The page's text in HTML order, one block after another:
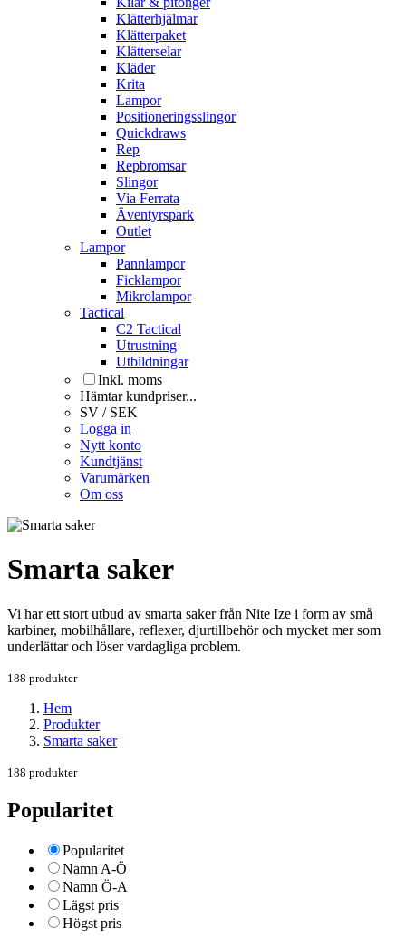
Klätterhjälmar
Klätterpaket
Klätterselar
Kläder
Krita
Lampor
Positioneringsslingor
Quickdraws
Rep
Repbromsar
Slingor
Via Ferrata
Äventyrspark
Outlet
Lampor
Pannlampor
Ficklampor
Mikrolampor
Tactical
C2 Tactical
Utrustning
Utbildningar
Inkl. moms
Hämtar kundpriser...
SV / SEK
Logga in
Nytt konto
Kundtjänst
Varumärken
Om oss
Smarta saker
Vi har ett stort utbud av smarta saker från Nite Ize i form av små
karbiner, mobilhållare, reflexer, djurtillbehör och mycket mer som
underlättar och löser vardagliga problem.
188 produkter
Hem
Produkter
Smarta saker
188 produkter
Popularitet
Popularitet
Namn A-Ö
Namn Ö-A
Lägst pris
Högst pris